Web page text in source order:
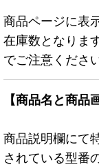
商品ページに表
在庫数となりま
でご注意ください
【商品名と商品
商品説明欄にて
されている型番